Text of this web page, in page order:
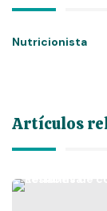
Nutricionista
Artículos